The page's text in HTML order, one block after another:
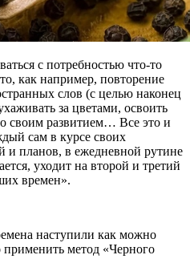
с потребностью что-то
как например, повторение
слов (с целью наконец
за цветами, освоить
своим развитием… Все это и
сам в курсе своих
и планов, в ежедневной рутине
уходит на второй и третий
времен».
наступили как можно
метод «Черного